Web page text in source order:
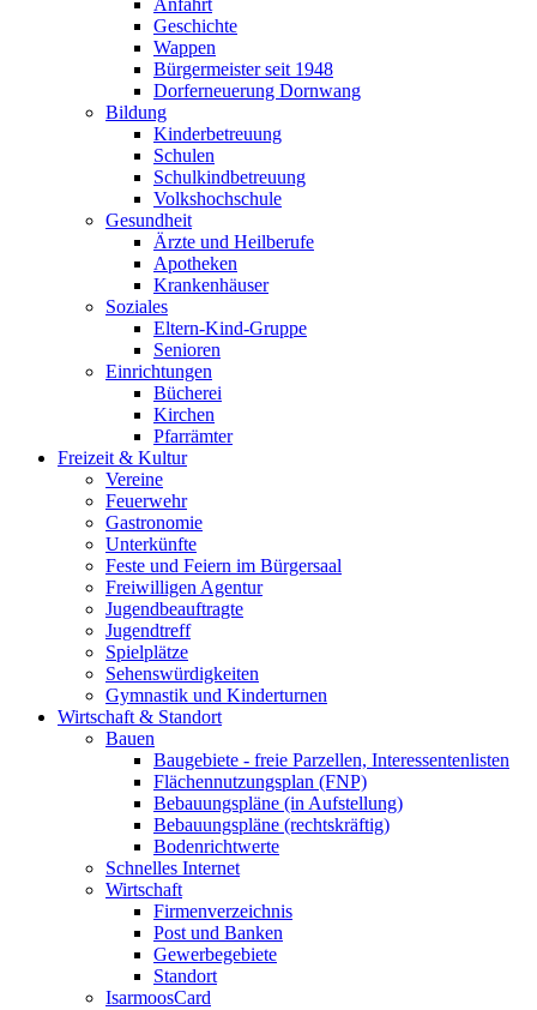
Anfahrt
Geschichte
Wappen
Bürgermeister seit 1948
Dorferneuerung Dornwang
Bildung
Kinderbetreuung
Schulen
Schulkindbetreuung
Volkshochschule
Gesundheit
Ärzte und Heilberufe
Apotheken
Krankenhäuser
Soziales
Eltern-Kind-Gruppe
Senioren
Einrichtungen
Bücherei
Kirchen
Pfarrämter
Freizeit & Kultur
Vereine
Feuerwehr
Gastronomie
Unterkünfte
Feste und Feiern im Bürgersaal
Freiwilligen Agentur
Jugendbeauftragte
Jugendtreff
Spielplätze
Sehenswürdigkeiten
Gymnastik und Kinderturnen
Wirtschaft & Standort
Bauen
Baugebiete - freie Parzellen, Interessentenlisten
Flächennutzungsplan (FNP)
Bebauungspläne (in Aufstellung)
Bebauungspläne (rechtskräftig)
Bodenrichtwerte
Schnelles Internet
Wirtschaft
Firmenverzeichnis
Post und Banken
Gewerbegebiete
Standort
IsarmoosCard